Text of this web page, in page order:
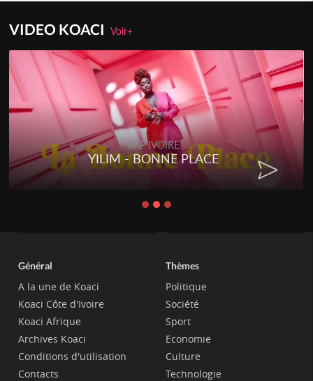
VIDEO KOACIVoir+
RAP IVOIRE
RENARD BARAKISSA - DOS DE
CHAT
Général
A la une de Koaci
Koaci Côte d'Ivoire
Koaci Afrique
Archives Koaci
Conditions d'utilisation
Contacts
Thèmes
Politique
Société
Sport
Economie
Culture
Technologie